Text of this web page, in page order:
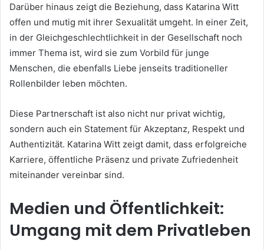
Darüber hinaus zeigt die Beziehung, dass Katarina Witt
offen und mutig mit ihrer Sexualität umgeht. In einer Zeit,
in der Gleichgeschlechtlichkeit in der Gesellschaft noch
immer Thema ist, wird sie zum Vorbild für junge
Menschen, die ebenfalls Liebe jenseits traditioneller
Rollenbilder leben möchten.
Diese Partnerschaft ist also nicht nur privat wichtig,
sondern auch ein Statement für Akzeptanz, Respekt und
Authentizität. Katarina Witt zeigt damit, dass erfolgreiche
Karriere, öffentliche Präsenz und private Zufriedenheit
miteinander vereinbar sind.
Medien und Öffentlichkeit:
Umgang mit dem Privatleben